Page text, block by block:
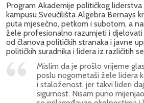
Program Akademije političkog
kampusu Sveučilišta Algebra Bernays
puta mjesečno, petkom i subotom, a
žele profesionalno razumjeti i
od članova političkih stranaka i javne
političkih suradnika i lidera iz različitih
Mislim da je prošlo vrijeme
poslu nogometaši žele lidera
i staloženost, jer takvi lideri
sigurnost. Nisam puno